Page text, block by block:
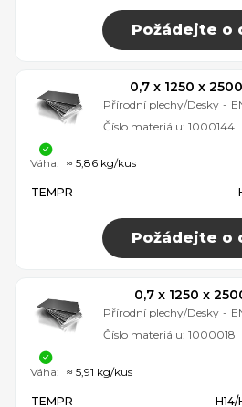
Požádejte o
0,7 x 1250 x
Přírodní plechy/Desky -
Číslo materiálu: 1000144
TEMPR
Požádejte o
Váha: ≈ 5,86 kg/kus
0,7 x 1250 x
Přírodní plechy/Desky -
Číslo materiálu: 1000018
TEMPR
Váha: ≈ 5,91 kg/kus